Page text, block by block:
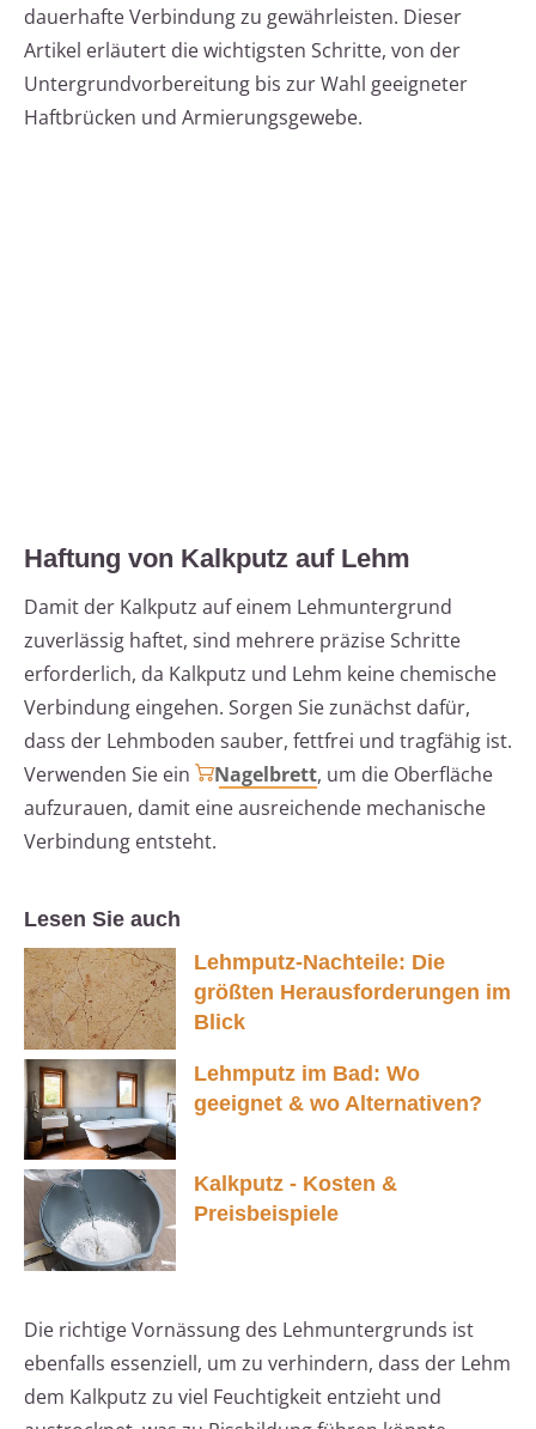
dauerhafte Verbindung zu gewährleisten. Dieser
Artikel erläutert die wichtigsten Schritte, von der
Untergrundvorbereitung bis zur Wahl geeigneter
Haftbrücken und Armierungsgewebe.
Haftung von Kalkputz auf Lehm
Damit der Kalkputz auf einem Lehmuntergrund
zuverlässig haftet, sind mehrere präzise Schritte
erforderlich, da Kalkputz und Lehm keine chemische
Verbindung eingehen. Sorgen Sie zunächst dafür,
dass der Lehmboden sauber, fettfrei und tragfähig ist.
Verwenden Sie ein
Nagelbrett, um die Oberfläche
aufzurauen, damit eine ausreichende mechanische
Verbindung entsteht.
Lesen Sie auch
Lehmputz-Nachteile: Die
größten Herausforderungen im
Blick
Lehmputz im Bad: Wo
geeignet & wo Alternativen?
Kalkputz - Kosten &
Preisbeispiele
Die richtige Vornässung des Lehmuntergrunds ist
ebenfalls essenziell, um zu verhindern, dass der Lehm
dem Kalkputz zu viel Feuchtigkeit entzieht und